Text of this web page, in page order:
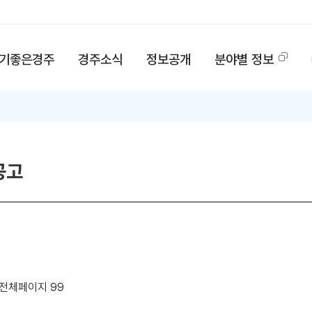
좋은경주 경주소식 정보공개 분야별 정보
고
체페이지 99